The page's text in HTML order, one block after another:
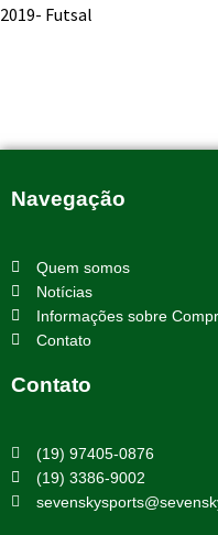
2019- Futsal
Navegação
Quem somos
Notícias
Informações sobre
Contato
Contato
(19) 97405-0876
(19) 3386-9002